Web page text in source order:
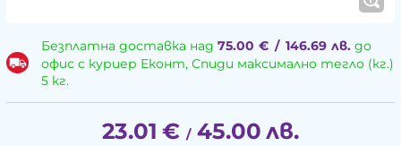
Безплатна доставка над 75.00 € / 146.69 лв.до
офис с куриер Еконт, Спиди максимално тегло (кг.)
5 кг.
23.01 € / 45.00 лв.